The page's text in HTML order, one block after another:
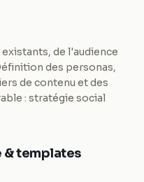
de l'audience
des personas,
de contenu et des
: stratégie social
templates